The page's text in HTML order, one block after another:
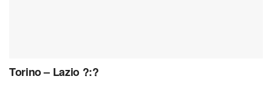
Torino – Lazio ?:?